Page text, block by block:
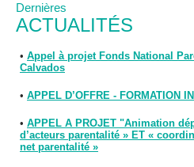
Dernières
ACTUALITÉS
• Appel à projet Fonds National
Calvados
• APPEL D’OFFRE - FORMATION
• APPEL A PROJET "Animation
d’acteurs parentalité » ET «
net parentalité »